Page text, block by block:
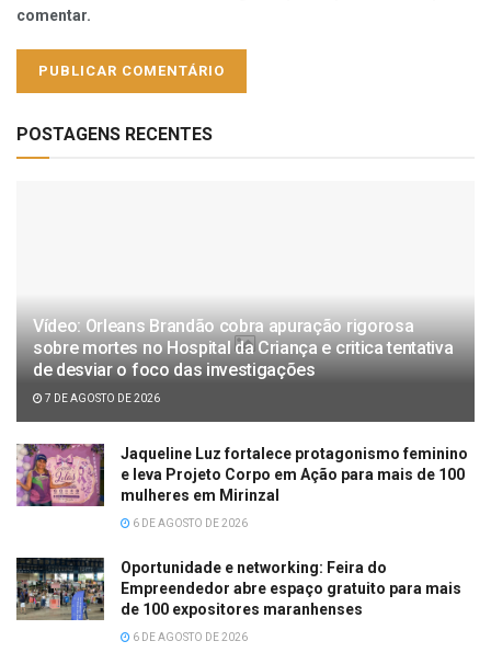
comentar.
POSTAGENS RECENTES
Vídeo: Orleans Brandão cobra apuração rigorosa
sobre mortes no Hospital da Criança e critica tentativa
de desviar o foco das investigações
7 DE AGOSTO DE 2026
Jaqueline Luz fortalece protagonismo feminino
e leva Projeto Corpo em Ação para mais de 100
mulheres em Mirinzal
6 DE AGOSTO DE 2026
Oportunidade e networking: Feira do
Empreendedor abre espaço gratuito para mais
de 100 expositores maranhenses
6 DE AGOSTO DE 2026